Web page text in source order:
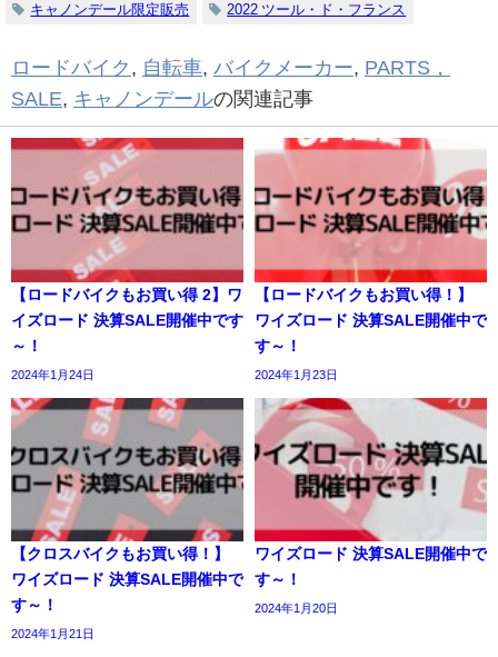
キャノンデール限定販売 2022 ツール・ド・フランス
ロードバイク , 自転車, バイクメーカー, PARTS，
SALE, キャノンデールの関連記事
【ロードバイクもお買い得 2】ワ
イズロード 決算SALE開催中です
～！
2024年1月24日
【ロードバイクもお買い得！】
ワイズロード 決算SALE開催中で
す～！
2024年1月23日
【クロスバイクもお買い得！】
ワイズロード 決算SALE開催中で
す～！
2024年1月21日
ワイズロード 決算SALE開催中で
す～！
2024年1月20日